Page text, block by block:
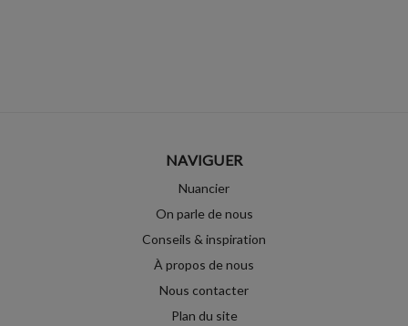
NAVIGUER
Nuancier
On parle de nous
Conseils & inspiration
À propos de nous
Nous contacter
Plan du site